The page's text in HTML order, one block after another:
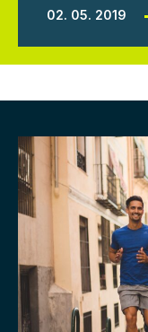
02. 05. 2019